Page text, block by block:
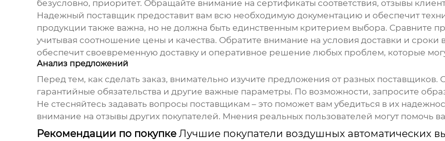
безусловно, приоритет. Обращайте внимание на сертификаты соответствия, отзывы
Надежный поставщик предоставит вам всю необходимую документацию и обеспечит
продукции также важна, но не должна быть единственным критерием выбора. Сравните
учитывая соотношение цены и качества. Обратите внимание на условия доставки и
обеспечит своевременную доставку и оперативное решение любых проблем, которые
Анализ предложений
Перед тем, как сделать заказ, внимательно изучите предложения от разных поставщиков.
гарантийные обязательства и другие важные параметры. По возможности, запросите
Не стесняйтесь задавать вопросы поставщикам – это поможет вам убедиться в их
внимание на отзывы других покупателей. Мнения реальных пользователей могут помочь
Рекомендации по покупке Лучшие покупатели воздушных автоматических